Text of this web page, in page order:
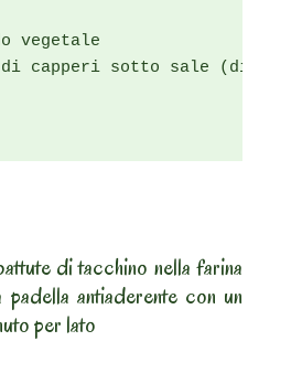
vegetale
capperi sotto sale
di tacchino nella farina
antiaderente con un
per lato